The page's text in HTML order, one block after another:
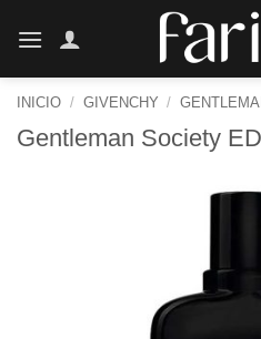
INICIO / GIVENCHY /
Gentleman Society